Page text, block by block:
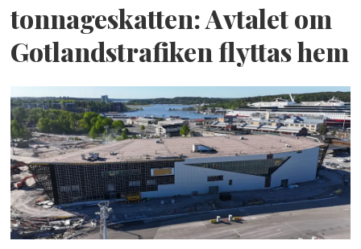
tonnageskatten: Avtalet om
Gotlandstrafiken flyttas hem